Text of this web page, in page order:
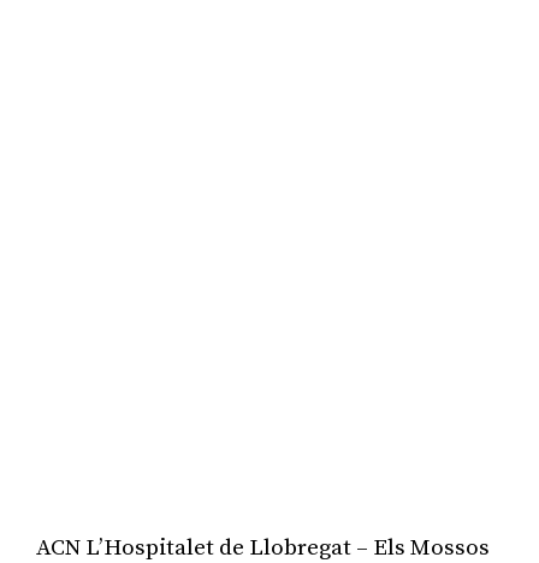
ACN L’Hospitalet de Llobregat – Els Mossos